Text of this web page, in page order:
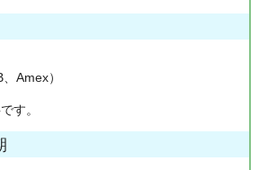
Amex）
す。